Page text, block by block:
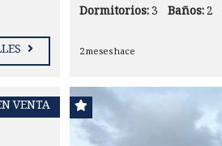
Dormitorios:3 Baños:2
2 meses hace
VENTA